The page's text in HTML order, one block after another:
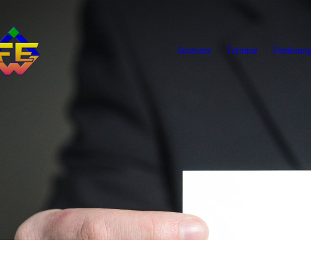
Startseite Termine